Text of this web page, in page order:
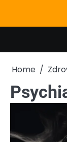
content
Home